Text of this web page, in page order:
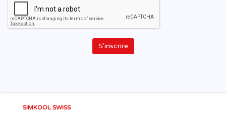
S'inscrire
SIMKOOL SWISS